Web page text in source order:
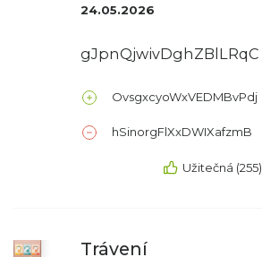
24.05.2026
gJpnQjwivDghZBlLRqC
OvsgxcyoWxVEDMBvPdj
hSinorgFlXxDWIXafzmB
Užitečná (255)
Trávení